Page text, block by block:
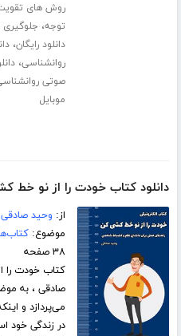
روش های
توجه، جلوگیری
دانلود رایگان،
روانشناسی،
صوتی
موبایل
دانلود کتاب خودت را از نو خط
از: وحید صادقی
موضوع:
۳۸ صفحه
کتاب خودت
صادقی ، به
می‌پردازد و
در زندگی خود